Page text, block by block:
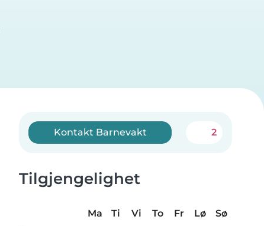
Kontakt Barnevakt 2
Tilgjengelighet
Ma Ti Vi To Fr Lø
Sø